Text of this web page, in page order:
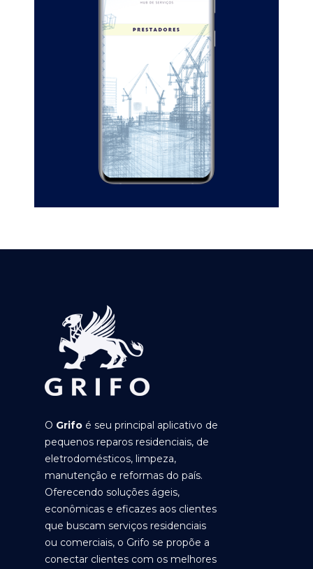
O Grifo é seu principal aplicativo de
pequenos reparos residenciais, de
eletrodomésticos, limpeza,
manutenção e reformas do país.
Oferecendo soluções ágeis,
econômicas e eficazes aos clientes
que buscam serviços residenciais
ou comerciais, o Grifo se propõe a
conectar clientes com os melhores